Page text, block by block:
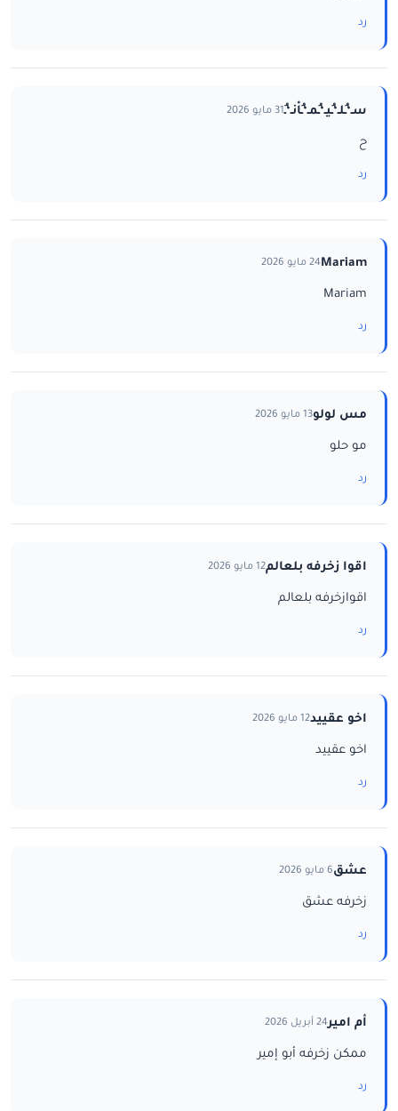
رد
سـ‘ـُلـ‘ـُيـ‘ـُمـ‘ـُاْنـ‘ـُ31 مايو 2026
ح
رد
Mariam24 مايو 2026
Mariam
رد
مس لولو13 مايو 2026
مو حلو
رد
اقوا زخرفه بلعالم12 مايو 2026
اقوازخرفه بلعالم
رد
اخو عقييد12 مايو 2026
اخو عقييد
رد
عشق6 مايو 2026
زخرفه عشق
رد
أم امير24 أبريل 2026
ممكن زخرفه أبو إمير
رد